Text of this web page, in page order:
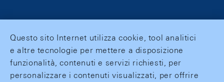
Questo sito Internet utilizza cookie, tool analitici
e altre tecnologie per mettere a disposizione
funzionalità, contenuti e servizi richiesti, per
personalizzare i contenuti visualizzati, per offrire